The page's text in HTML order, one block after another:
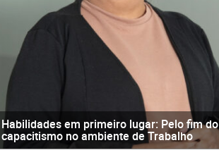
Habilidades em primeiro lugar: Pelo fim do
capacitismo no ambiente de Trabalho